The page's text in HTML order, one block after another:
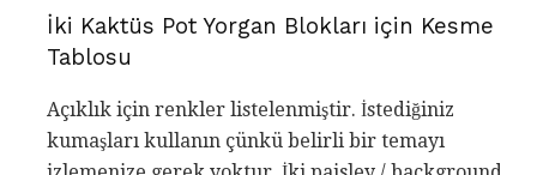
İki Kaktüs Pot Yorgan Blokları için Kesme
Tablosu
Açıklık için renkler listelenmiştir. İstediğiniz
kumaşları kullanın çünkü belirli bir temayı